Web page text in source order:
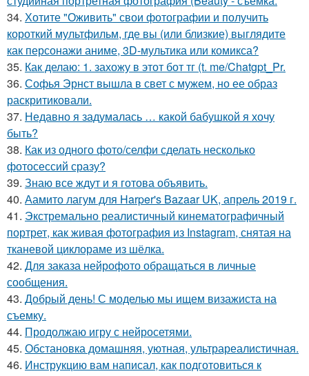
34. Хотите "Оживить" свои фотографии и получить
короткий мультфильм, где вы (или близкие) выглядите
как персонажи аниме, 3D-мультика или комикса?
35. Как делаю: 1. захожу в этот бот тг (t. me/Chatgpt_Pr.
36. Софья Эрнст вышла в свет с мужем, но ее образ
раскритиковали.
37. Недавно я задумалась … какой бабушкой я хочу
быть?
38. Как из одного фото/селфи сделать несколько
фотосессий сразу?
39. Знаю все ждут и я готова объявить.
40. Аамито лагум для Harper's Bazaar UK, апрель 2019 г.
41. Экстремально реалистичный кинематографичный
портрет, как живая фотография из Instagram, снятая на
тканевой циклораме из шёлка.
42. Для заказа нейрофото обращаться в личные
сообщения.
43. Добрый день! С моделью мы ищем визажиста на
съемку.
44. Продолжаю игру с нейросетями.
45. Обстановка домашняя, уютная, ультрареалистичная.
46. Инструкцию вам написал, как подготовиться к